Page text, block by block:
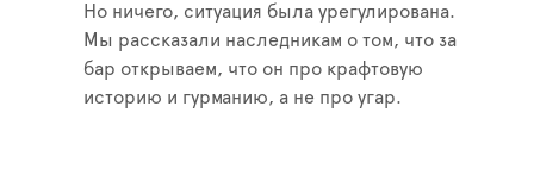
Но ничего, ситуация была урегулирована.
Мы рассказали наследникам о том, что за
бар открываем, что он про крафтовую
историю и гурманию, а не про угар.